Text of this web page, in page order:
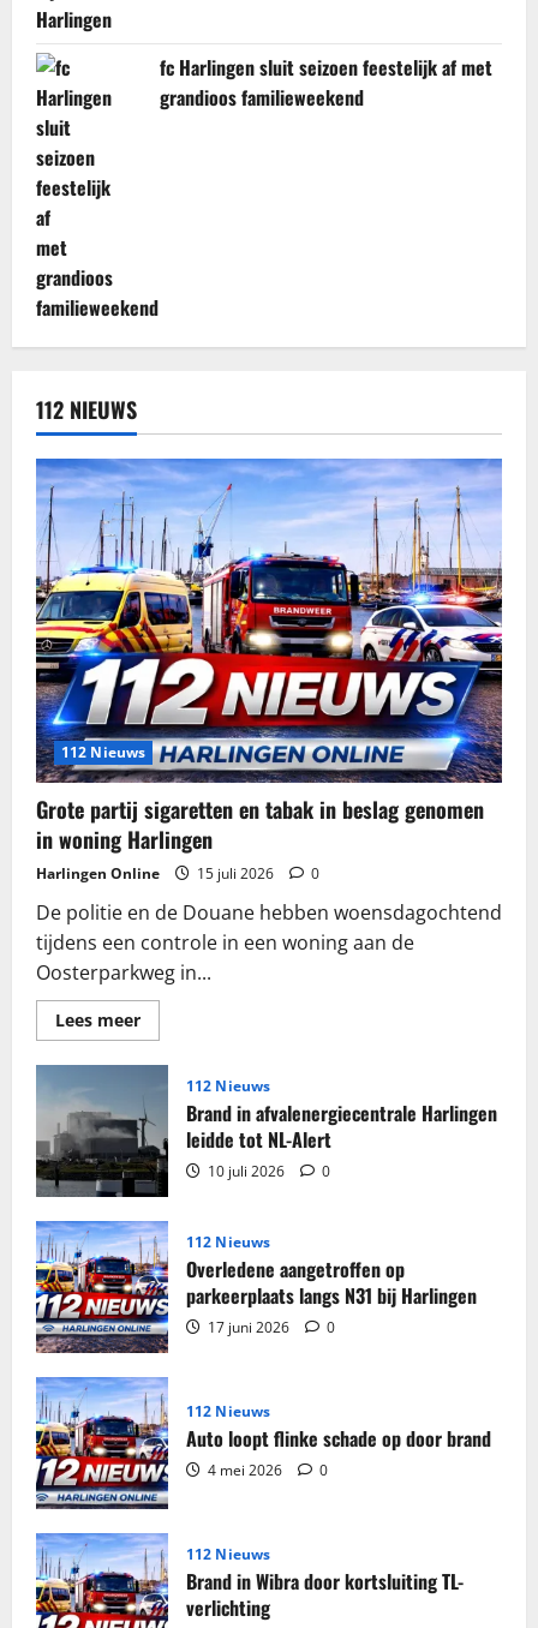
fc Harlingen sluit seizoen feestelijk af met
grandioos familieweekend
112 NIEUWS
112 Nieuws
Grote partij sigaretten en tabak in beslag genomen
in woning Harlingen
Harlingen Online 15 juli 2026 0
De politie en de Douane hebben woensdagochtend
tijdens een controle in een woning aan de
Oosterparkweg in...
Lees meerLees
meer
Grote
sigaretten
en
tabak
in
beslag
genomen
in
woning
Harlingen
112 Nieuws
Brand in afvalenergiecentrale Harlingen
leidde tot NL-Alert
10 juli 2026 0
112 Nieuws
Overledene aangetroffen op
parkeerplaats langs N31 bij Harlingen
17 juni 2026 0
112 Nieuws
Auto loopt flinke schade op door brand
4 mei 2026 0
112 Nieuws
Brand in Wibra door kortsluiting TL-
verlichting